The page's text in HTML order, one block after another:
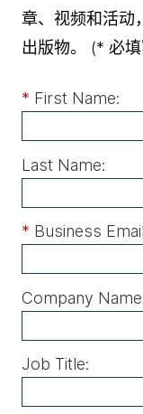
章、视频和活动
出版物。
(* 必
* First Name:
Last Name:
* Business
Company
Job Title: